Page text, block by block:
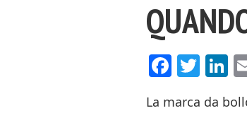
La marca da